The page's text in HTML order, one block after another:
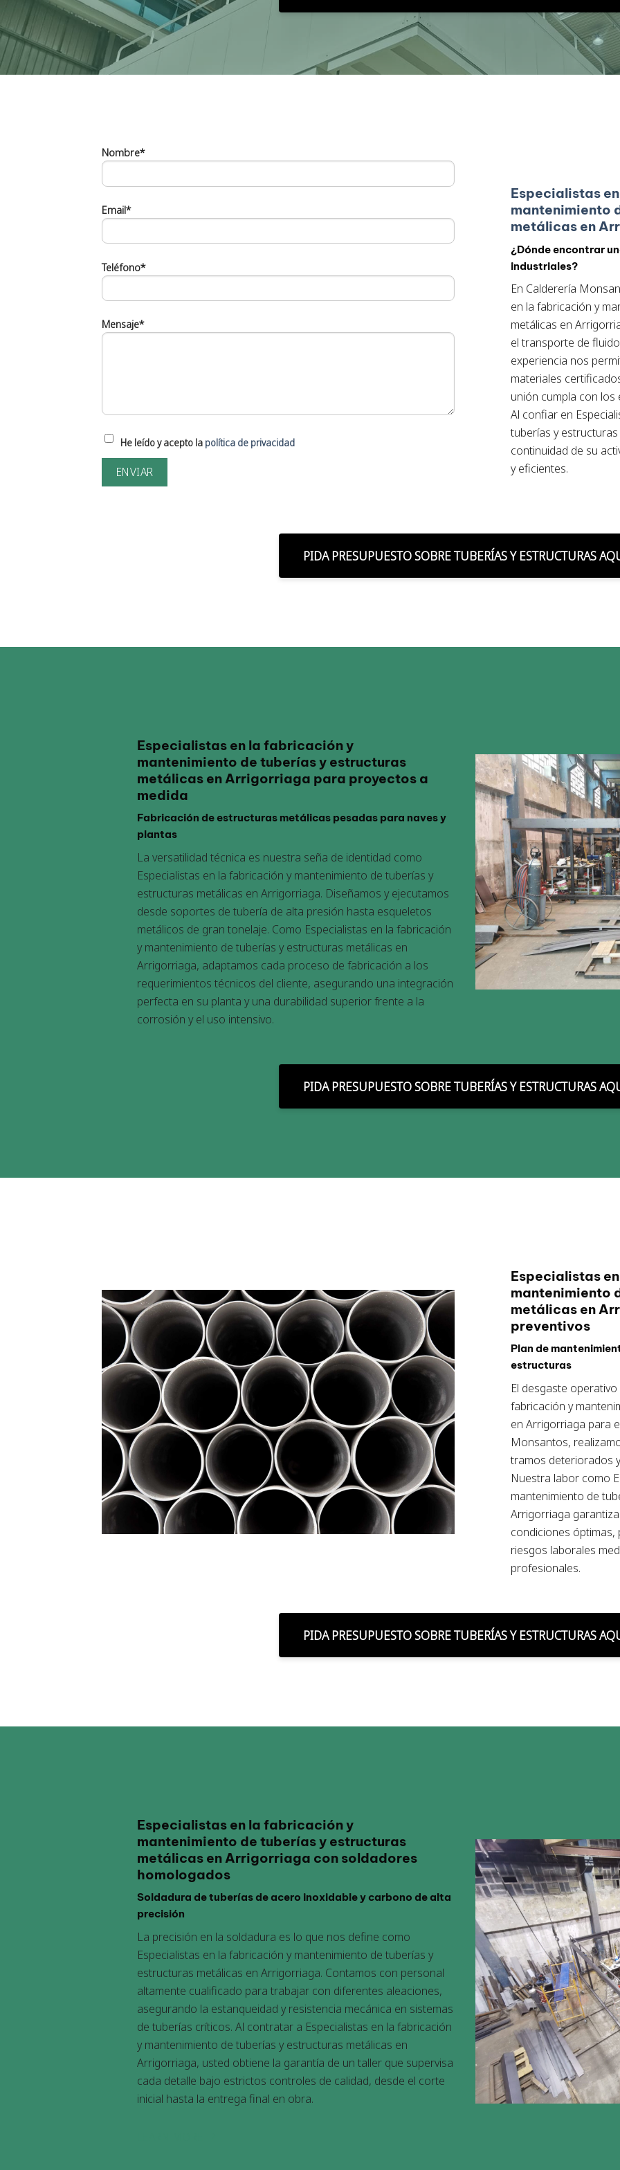
Nombre*
Email*
Teléfono*
Mensaje*
He leído y acepto la política de privacidad
Especialistas
mantenimiento
metálicas en
¿Dónde encontrar
industriales?
En Calderería
en la fabricación y
metálicas en
el transporte de
experiencia nos
materiales
unión cumpla con
Al confiar en
tuberías y
continuidad de su
y eficientes.
PIDA PRESUPUESTO SOBRE TUBERÍAS Y ESTRUCTURAS
Especialistas en la fabricación y
mantenimiento de tuberías y estructuras
metálicas en Arrigorriaga para proyectos a
medida
Fabricación de estructuras metálicas pesadas para naves y
plantas
La versatilidad técnica es nuestra seña de identidad como
Especialistas en la fabricación y mantenimiento de tuberías y
estructuras metálicas en Arrigorriaga. Diseñamos y ejecutamos
desde soportes de tubería de alta presión hasta esqueletos
metálicos de gran tonelaje. Como Especialistas en la fabricación
y mantenimiento de tuberías y estructuras metálicas en
Arrigorriaga, adaptamos cada proceso de fabricación a los
requerimientos técnicos del cliente, asegurando una integración
perfecta en su planta y una durabilidad superior frente a la
corrosión y el uso intensivo.
PIDA PRESUPUESTO SOBRE TUBERÍAS Y ESTRUCTURAS
Especialistas
mantenimiento
metálicas en
preventivos
Plan de
estructuras
El desgaste
fabricación y
en Arrigorriaga para
Monsantos,
tramos deteriorados
Nuestra labor como
mantenimiento de
Arrigorriaga
condiciones óptimas,
riesgos laborales
profesionales.
PIDA PRESUPUESTO SOBRE TUBERÍAS Y ESTRUCTURAS
Especialistas en la fabricación y
mantenimiento de tuberías y estructuras
metálicas en Arrigorriaga con soldadores
homologados
Soldadura de tuberías de acero inoxidable y carbono de alta
precisión
La precisión en la soldadura es lo que nos define como
Especialistas en la fabricación y mantenimiento de tuberías y
estructuras metálicas en Arrigorriaga. Contamos con personal
altamente cualificado para trabajar con diferentes aleaciones,
asegurando la estanqueidad y resistencia mecánica en sistemas
de tuberías críticos. Al contratar a Especialistas en la fabricación
y mantenimiento de tuberías y estructuras metálicas en
Arrigorriaga, usted obtiene la garantía de un taller que supervisa
cada detalle bajo estrictos controles de calidad, desde el corte
inicial hasta la entrega final en obra.